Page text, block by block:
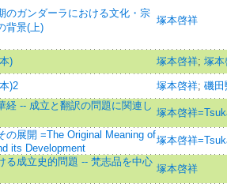
のガンダーラにおける文化・宗
背景(上)
塚本啓祥
) 塚本啓祥; 塚本
)2 塚本啓祥; 磯田
経 -- 成立と翻訳の問題に関連し
塚本啓祥
の展開 =The Original Meaning of
its Development
塚本啓祥
る成立史的問題 -- 梵志品を中心
塚本啓祥